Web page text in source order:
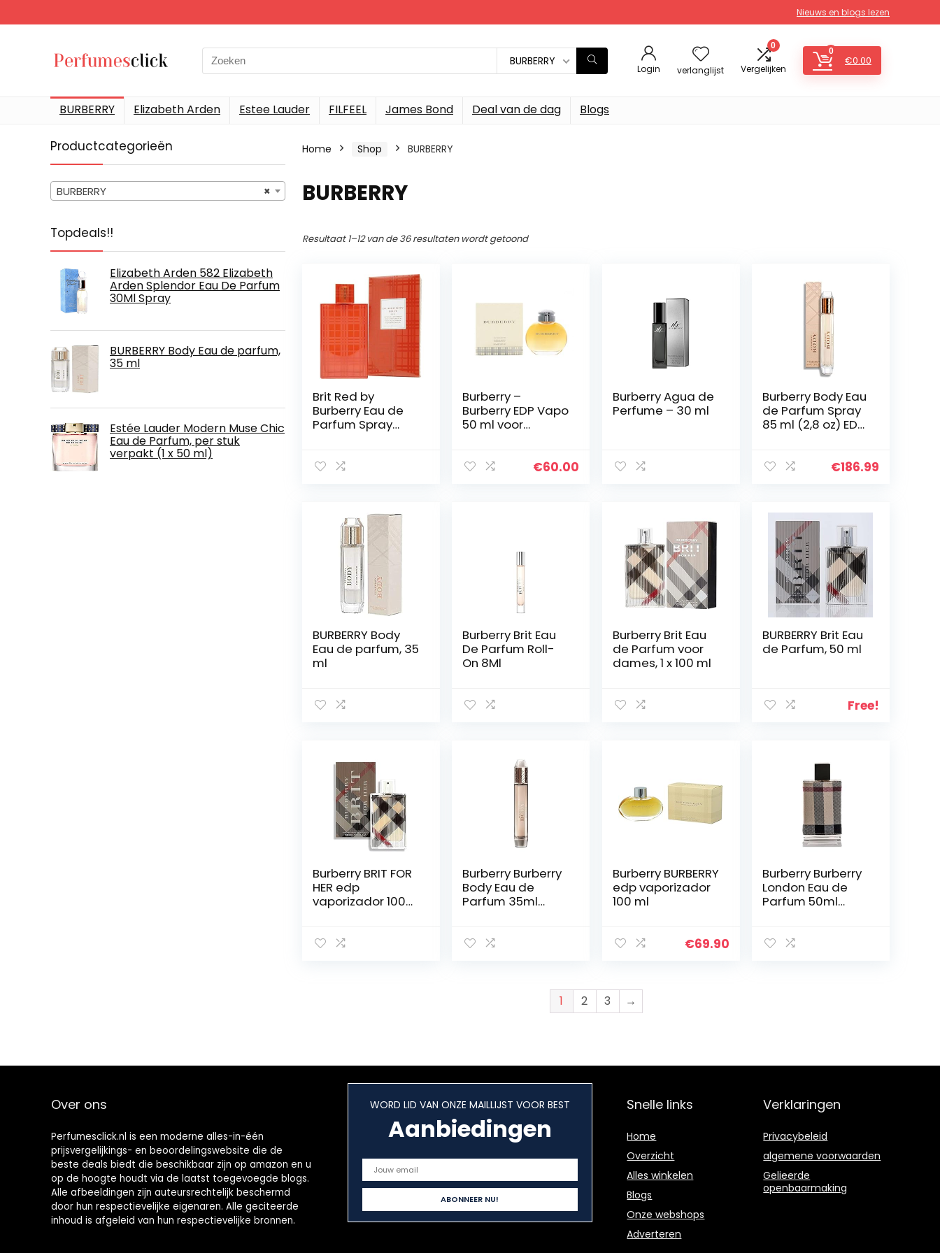
Nieuws en blogs lezen
Search
for:
BURBERRY
Login verlanglijst
0
Vergelijken
0
€0.00
BURBERRY Elizabeth Arden Estee Lauder FILFEEL James Bond Deal van de dag Blogs
Productcategorieën
×
BURBERRY
Topdeals!!
Elizabeth Arden 582 Elizabeth
Arden Splendor Eau De Parfum
30Ml Spray
BURBERRY Body Eau de parfum,
35 ml
Estée Lauder Modern Muse Chic
Eau de Parfum, per stuk
verpakt (1 x 50 ml)
Home Shop BURBERRY
BURBERRY
Resultaat 1–12 van de 36 resultaten wordt getoond
Brit Red by
Burberry Eau de
Parfum Spray
Burberry –
Burberry EDP Vapo
50 ml voor
€60.00
Burberry Agua de
Perfume – 30 ml
Burberry Body Eau
de Parfum Spray
85 ml (2,8 oz) EDP
€186.99
BURBERRY Body
Eau de parfum, 35
ml
Burberry Brit Eau
De Parfum Roll-
On 8Ml
Burberry Brit Eau
de Parfum voor
dames, 1 x 100 ml
BURBERRY Brit Eau
de Parfum, 50 ml
Free!
Burberry BRIT FOR
HER edp
vaporizador 100
Burberry Burberry
Body Eau de
Parfum 35ml
Burberry BURBERRY
edp vaporizador
100 ml
€69.90
Burberry Burberry
London Eau de
Parfum 50ml
1 2 3 →
Over ons
Perfumesclick.nl is een moderne alles-in-één
prijsvergelijkings- en beoordelingswebsite die de
beste deals biedt die beschikbaar zijn op amazon en u
op de hoogte houdt via de laatst toegevoegde blogs.
Alle afbeeldingen zijn auteursrechtelijk beschermd
door hun respectievelijke eigenaren. Alle geciteerde
inhoud is afgeleid van hun respectievelijke bronnen.
WORD LID VAN ONZE MAILLIJST VOOR BEST
Aanbiedingen
Snelle links
Home
Overzicht
Alles winkelen
Blogs
Onze webshops
Adverteren
Verklaringen
Privacybeleid
algemene voorwaarden
Gelieerde
openbaarmaking